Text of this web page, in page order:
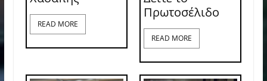
READ MORE
Πρωτοσέλιδο
READ MORE